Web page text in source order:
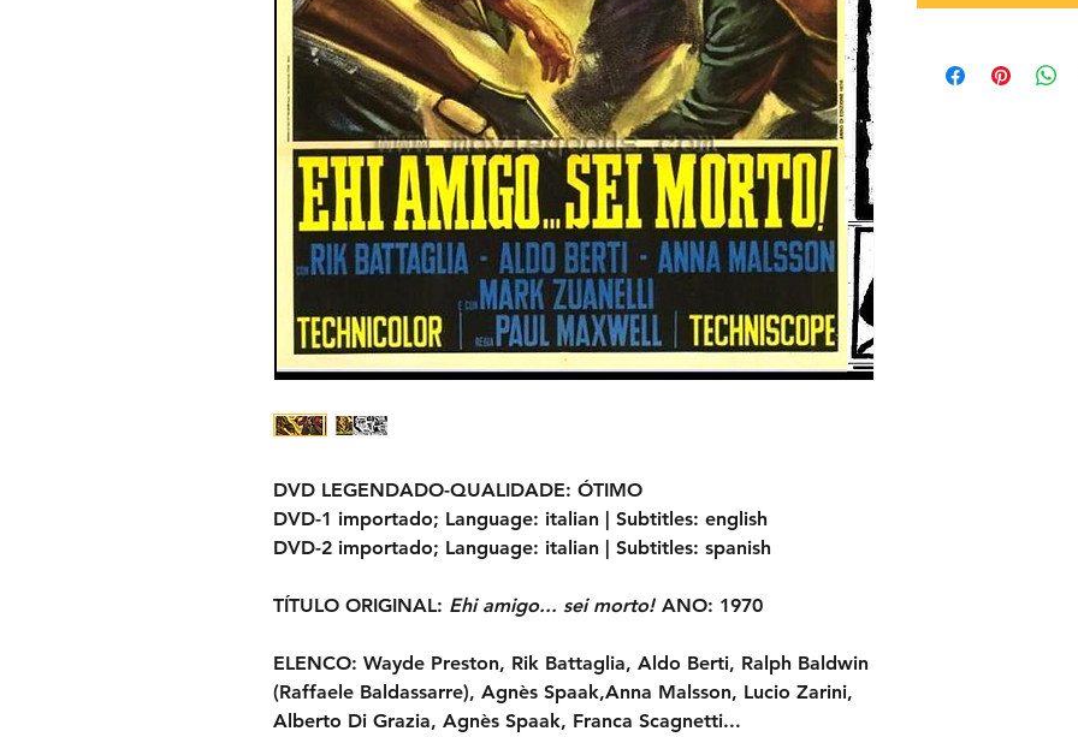
DVD LEGENDADO-QUALIDADE: ÓTIMO
DVD-1 importado; Language: italian | Subtitles: english
DVD-2 importado; Language: italian | Subtitles: spanish
TÍTULO ORIGINAL: Ehi amigo... sei morto! ANO: 1970
ELENCO: Wayde Preston, Rik Battaglia, Aldo Berti, Ralph Baldwin
(Raffaele Baldassarre), Agnès Spaak,Anna Malsson, Lucio Zarini,
Alberto Di Grazia, Agnès Spaak, Franca Scagnetti...